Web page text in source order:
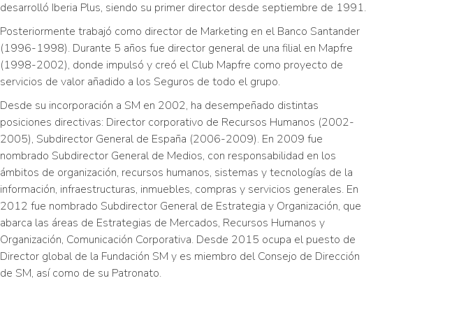
desarrolló Iberia Plus, siendo su primer director desde septiembre de 1991.
Posteriormente trabajó como director de Marketing en el Banco Santander
(1996-1998). Durante 5 años fue director general de una filial en Mapfre
(1998-2002), donde impulsó y creó el Club Mapfre como proyecto de
servicios de valor añadido a los Seguros de todo el grupo.
Desde su incorporación a SM en 2002, ha desempeñado distintas
posiciones directivas: Director corporativo de Recursos Humanos (2002-
2005), Subdirector General de España (2006-2009). En 2009 fue
nombrado Subdirector General de Medios, con responsabilidad en los
ámbitos de organización, recursos humanos, sistemas y tecnologías de la
información, infraestructuras, inmuebles, compras y servicios generales. En
2012 fue nombrado Subdirector General de Estrategia y Organización, que
abarca las áreas de Estrategias de Mercados, Recursos Humanos y
Organización, Comunicación Corporativa. Desde 2015 ocupa el puesto de
Director global de la Fundación SM y es miembro del Consejo de Dirección
de SM, así como de su Patronato.